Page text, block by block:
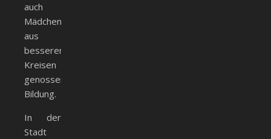
auch
Mädchen
aus
besseren
Kreisen
genossen
Bildung.
In der
Stadt